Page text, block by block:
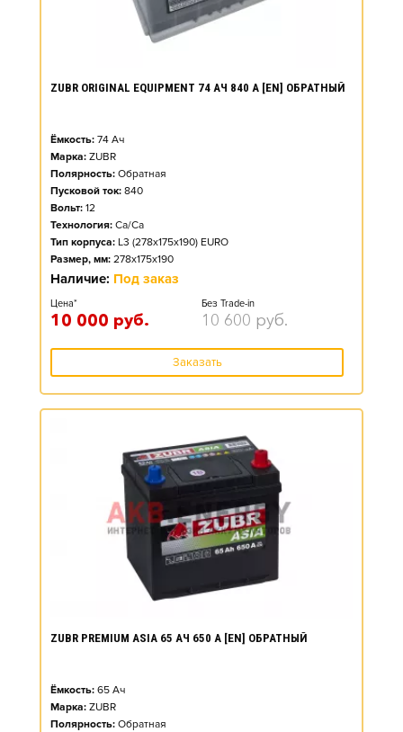
ZUBR ORIGINAL EQUIPMENT 74 АЧ 840 А [EN] ОБРАТНЫЙ
Ёмкость: 74 Ач
Марка: ZUBR
Полярность: Обратная
Пусковой ток: 840
Вольт: 12
Технология: Ca/Ca
Тип корпуса: L3 (278x175x190) EURO
Размер, мм: 278x175x190
Наличие: Под заказ
Цена*
10 000 руб.
Без Trade-in
10 600 руб.
Заказать
ZUBR PREMIUM ASIA 65 АЧ 650 А [EN] ОБРАТНЫЙ
Ёмкость: 65 Ач
Марка: ZUBR
Полярность: Обратная